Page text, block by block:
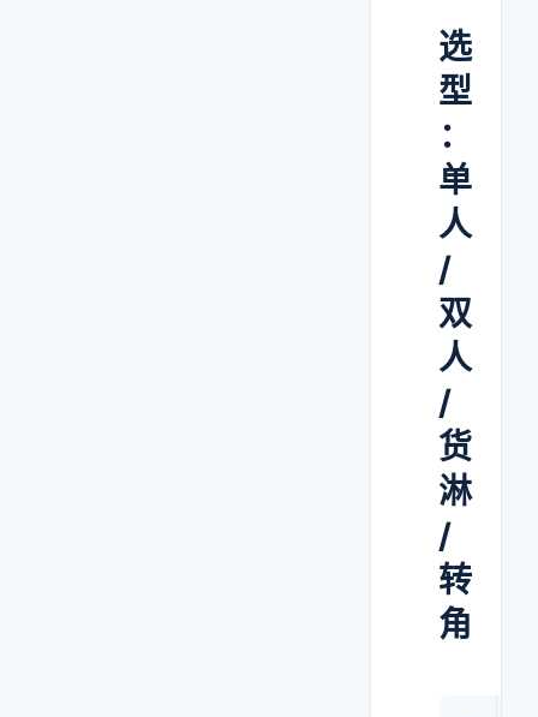
选
型
：
单
人
/
双
人
/
货
淋
/
转
角